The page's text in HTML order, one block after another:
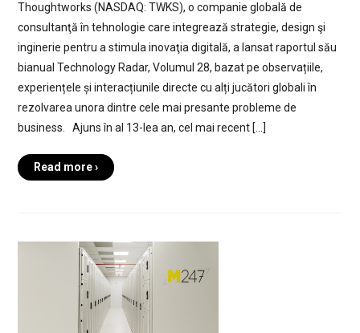
Thoughtworks (NASDAQ: TWKS), o companie globală de
consultanţă în tehnologie care integrează strategie, design şi
inginerie pentru a stimula inovaţia digitală, a lansat raportul său
bianual Technology Radar, Volumul 28, bazat pe observațiile,
experiențele și interacțiunile directe cu alți jucători globali în
rezolvarea unora dintre cele mai presante probleme de
business. Ajuns în al 13-lea an, cel mai recent […]
Read more ›